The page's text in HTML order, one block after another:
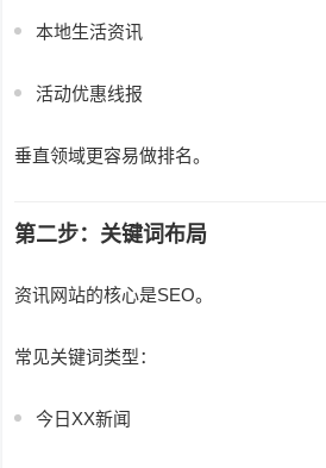
本地生活资讯
活动优惠线报
垂直领域更容易做排名。
第二步：关键词布局
资讯网站的核心是SEO。
常见关键词类型：
今日XX新闻